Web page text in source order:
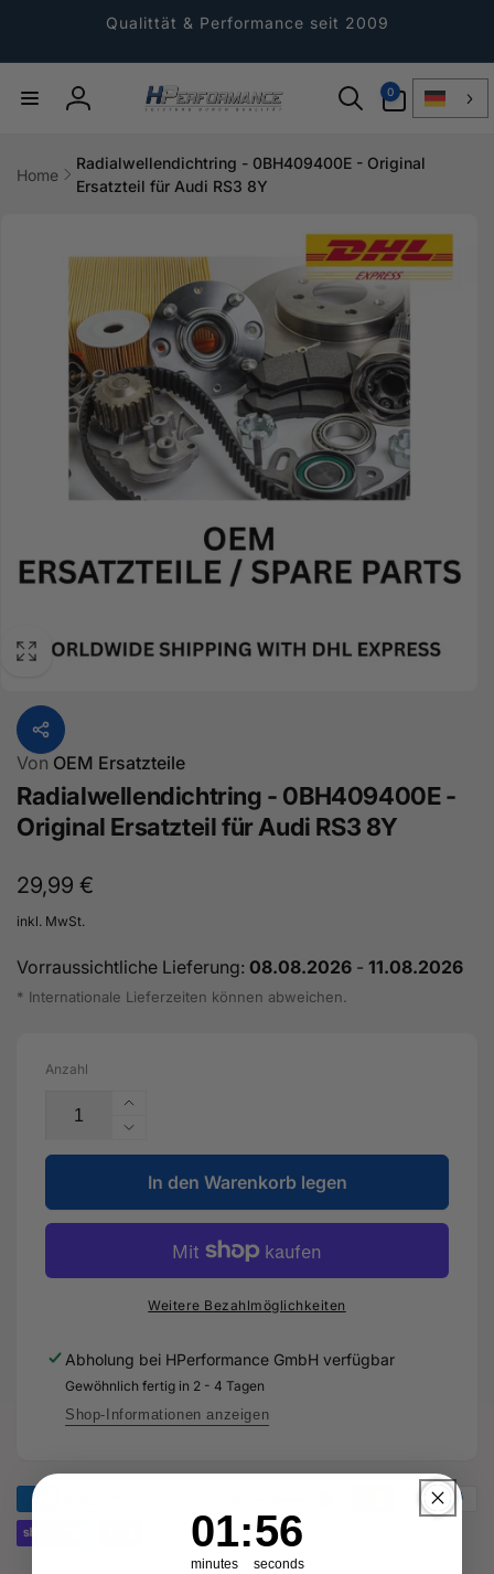
Qualittät & Performance seit 2009
Einloggen
0
Artikel
Home
Radialwellendichtring - 0BH409400E - Original
Ersatzteil für Audi RS3 8Y
Von OEM Ersatzteile
Radialwellendichtring - 0BH409400E -
Original Ersatzteil für Audi RS3 8Y
Normaler
Preis
29,99 €
inkl. MwSt.
Vorraussichtliche Lieferung: 08.08.2026 - 11.08.2026
* Internationale Lieferzeiten können abweichen.
Anzahl
Erhöhe
die
Menge
für
Radialwellendichtring
-
0BH409400E
-
Original
Audi
RS3
8Y
Verringere
die
Menge
für
Radialwellendichtring
0BH409400E
für
Audi
RS3
In den Warenkorb legen
Weitere Bezahlmöglichkeiten
Abholung bei HPerformance GmbH verfügbar
Gewöhnlich fertig in 2 - 4 Tagen
Shop-Informationen anzeigen
Countdown ends in:
1
01
minutes
: 56
56
seconds